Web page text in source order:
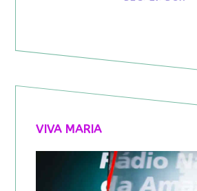
VIVA MARIA